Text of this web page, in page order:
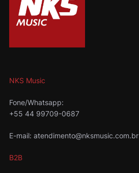
NKS Music
Fone/Whatsapp:
+55 44 99709-0687
E-mail: atendimento@nksmusic.com.br
B2B